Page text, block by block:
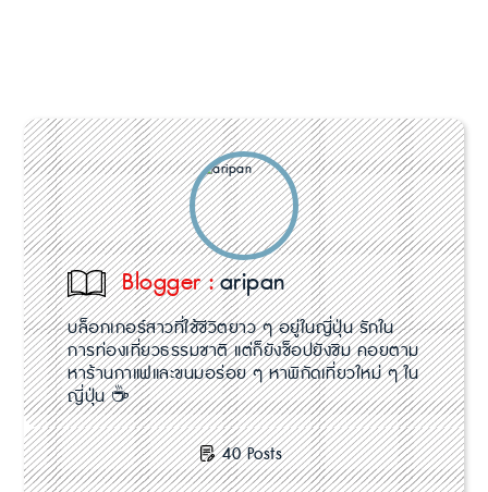
Blogger :aripan
บล็อกเกอร์สาวที่ใช้ชีวิตยาว ๆ อยู่ในญี่ปุ่น รักใน
การท่องเที่ยวธรรมชาติ แต่ก็ยังช็อปยังชิม คอยตาม
หาร้านกาแฟและขนมอร่อย ๆ หาพิกัดเที่ยวใหม่ ๆ ใน
ญี่ปุ่น ☕
40 Posts